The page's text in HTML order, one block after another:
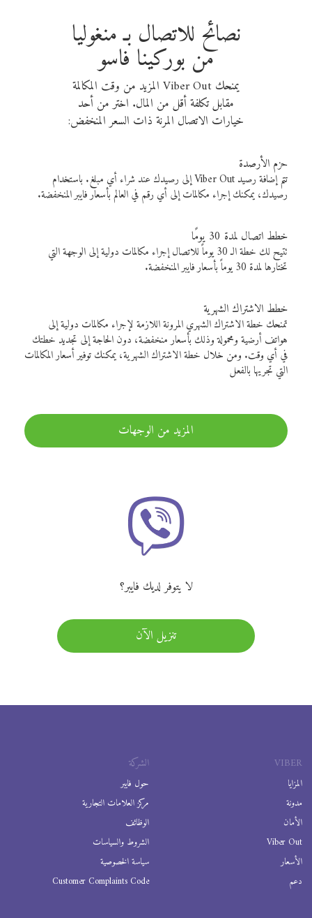
نصائح للاتصال بـ منغوليا
من بوركينا فاسو
يمنحك Viber Out المزيد من وقت المكالمة
مقابل تكلفة أقل من المال. اختر من أحد
خيارات الاتصال المرنة ذات السعر المنخفض:
حزم الأرصدة
تتم إضافة رصيد Viber Out إلى رصيدك عند شراء أي مبلغ. باستخدام
رصيدك، يمكنك إجراء مكالمات إلى أي رقم في العالم بأسعار فايبر المنخفضة.
خطط اتصال لمدة 30 يومًا
تتيح لك خطة الـ 30 يوماً للاتصال إجراء مكالمات دولية إلى الوجهة التي
تختارها لمدة 30 يوماً بأسعار فايبر المنخفضة.
خطط الاشتراك الشهرية
تمنحك خطة الاشتراك الشهري المرونة اللازمة لإجراء مكالمات دولية إلى
هواتف أرضية ومحمولة وذلك بأسعار منخفضة، دون الحاجة إلى تجديد خطتك
في أي وقت. ومن خلال خطة الاشتراك الشهرية، يمكنك توفير أسعار المكالمات
التي تجريها بالفعل
المزيد من الوجهات
لا يتوفر لديك فايبر؟
تنزيل الآن
VIBER
المزايا
مدونة
الأمان
Viber Out
الأسعار
دعم
الشركة
حول فايبر
مركز العلامات التجارية
الوظائف
الشروط والسياسات
سياسة الخصوصية
Customer Complaints Code